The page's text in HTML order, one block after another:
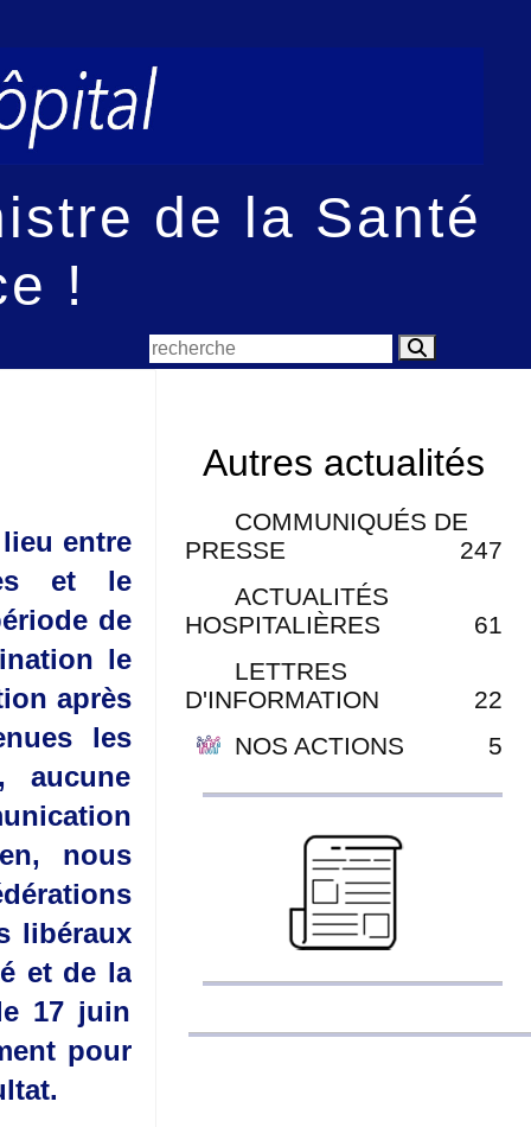
de la Santé
!
entre
et le
de
le
après
les
aucune
nous
libéraux
et de la
17 juin
pour
Autres actualités
COMMUNIQUÉS DE
PRESSE
247
ACTUALITÉS
HOSPITALIÈRES
61
LETTRES
D'INFORMATION
22
NOS ACTIONS
5